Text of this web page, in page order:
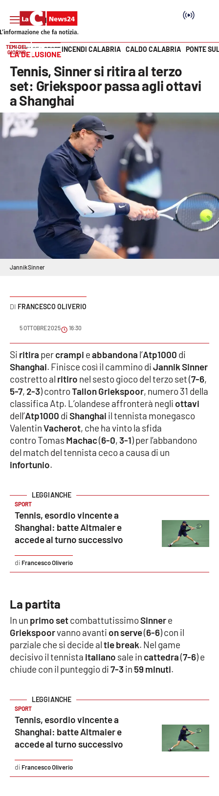
SEZIONI
Cronaca
Politica
Attualità
Economia e lavoro
Italia Mondo
Sanità
Podcast
Meteo
Editoriali
VIDEO
Ambiente
Cronaca
Cultura
Politica
Sanità
Società
RUBRICHE
Good Morning Vietnam
Parchi Marini Calabria
Imprese Di Calabria
Le perfidie di Antonella Grippo
Venti di comunicazione
Vai
TEMI DEL
GIORNO
INCENDI CALABRIA CALDO CALABRIA PONTE
HOME PAGE SPORT
LA DELUSIONE
Tennis, Sinner si ritira al terzo
set: Griekspoor passa agli ottavi
a Shanghai
Jannik Sinner
FRANCESCO OLIVERIO
5 OTTOBRE 2025 16:30
Si ritira percrampi eabbandona l’Atp1000 di
Shanghai. Finisce così il cammino diJannik Sinner
costretto al ritiro nel sesto gioco del terzo set (7-6,
5-7, 2-3) controTallon Griekspoor, numero 31 della
classifica Atp. L’olandese affronterà negli ottavi
dell’Atp1000 diShanghai il tennista monegasco
ValentinVacherot, che ha vinto la sfida
contro TomasMachac(6-0,3-1) per l’abbandono
del match del tennista ceco a causa di un
infortunio.
SPORT
Tennis, esordio vincente a
Shanghai: batte Altmaier e
accede al turno successivo
Francesco Oliverio
La partita
In un primo setcombattutissimoSinnere
Griekspoorvanno avanti on serve(6-6) con il
parziale che si decide altie break. Nel game
decisivo il tennista italiano sale in cattedra(7-6) e
chiude con il punteggio di7-3 in 59 minuti.
SPORT
Tennis, esordio vincente a
Shanghai: batte Altmaier e
accede al turno successivo
Francesco Oliverio